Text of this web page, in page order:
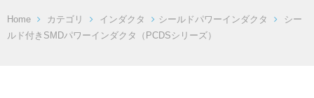
Home カテゴリ インダクタ シールドパワーインダクタ
シー
ルド付きSMDパワーインダクタ（PCDSシリーズ）